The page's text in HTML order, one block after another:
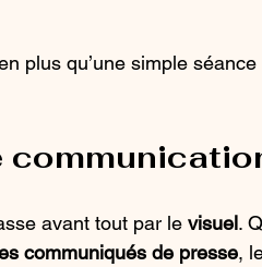
plus qu’une simple séance
avant tout par le visuel.
communiqués de presse,